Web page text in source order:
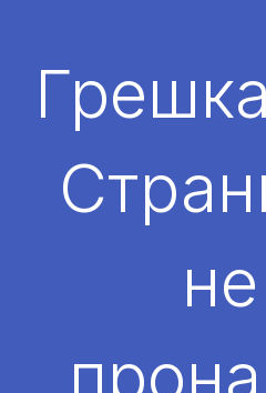
АНГАЖИРАЈ